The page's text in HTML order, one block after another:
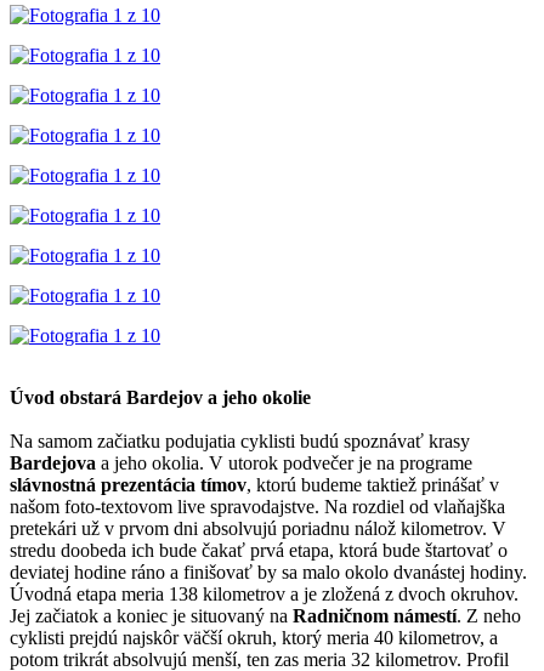
Úvod obstará Bardejov a jeho okolie
Na samom začiatku podujatia cyklisti budú spoznávať krasy
Bardejova a jeho okolia. V utorok podvečer je na programe
slávnostná prezentácia tímov, ktorú budeme taktiež prinášať v
našom foto-textovom live spravodajstve. Na rozdiel od vlaňajška
pretekári už v prvom dni absolvujú poriadnu nálož kilometrov. V
stredu doobeda ich bude čakať prvá etapa, ktorá bude štartovať o
deviatej hodine ráno a finišovať by sa malo okolo dvanástej hodiny.
Úvodná etapa meria 138 kilometrov a je zložená z dvoch okruhov.
Jej začiatok a koniec je situovaný na Radničnom námestí. Z neho
cyklisti prejdú najskôr väčší okruh, ktorý meria 40 kilometrov, a
potom trikrát absolvujú menší, ten zas meria 32 kilometrov. Profil